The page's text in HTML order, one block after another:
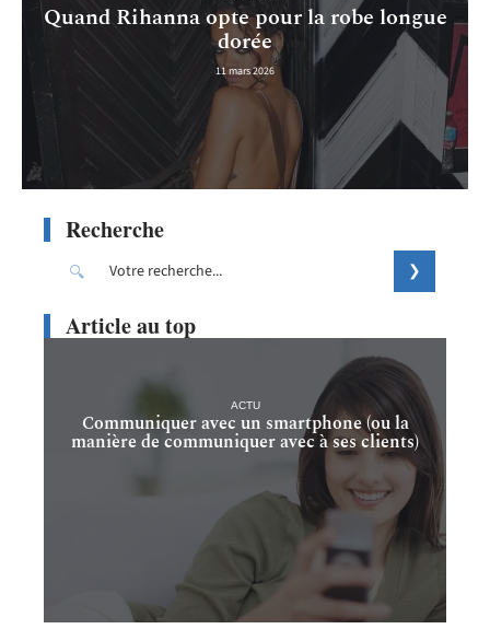
Quand Rihanna opte pour la robe longue
dorée
11 mars 2026
Recherche
Article au top
ACTU
Communiquer avec un smartphone (ou la
manière de communiquer avec à ses clients)